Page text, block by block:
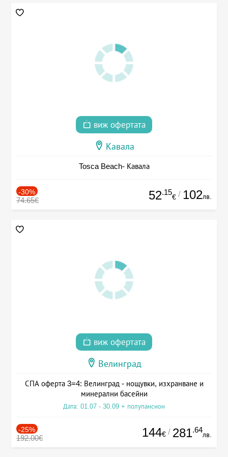
виж офертата
Кавала
Tosca Beach- Кавала
-30%
74.65€ 52.15
€ / 102лв.
виж офертата
Велинград
СПА оферта 3=4: Велинград - нощувки, изхранване и
минерални басейни
Дата: 01.07 - 30.09 + полупансион
-25%
192.00€ 144€ / 281.64
лв.